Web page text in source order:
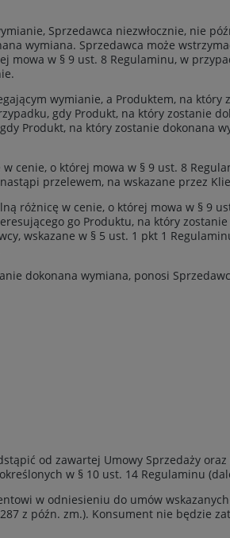
Sprzedawca niezwłocznie, nie
wymiana. Sprzedawca może
mowa w § 9 ust. 8 Regulaminu, w
wymianie, a Produktem, na
gdy Produkt, na który zostanie
Produkt, na który zostanie dokonana
cenie, o której mowa w § 9 ust. 8
przelewem, na wskazane przez
różnicę w cenie, o której mowa w § 9
go Produktu, na który
wskazane w § 5 ust. 1 pkt 1
dokonana wymiana, ponosi
od zawartej Umowy Sprzedaży
w § 10 ust. 14 Regulaminu
w odniesieniu do umów
z późn. zm.). Konsument nie będzie